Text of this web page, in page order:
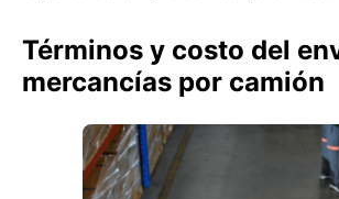
Términos y costo del
mercancías por camión